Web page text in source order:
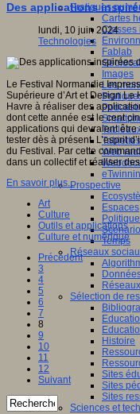
Pratiques
Cartes
Classes
Fablab
Images
Les
Tablettes
Web
Prospective
Espaces
Temps
Réseaux
Sélection de
Histoire
Sites
Sites
Sites
Sciences et
Des applications
lundi, 10 juin 2024
Technologies
Le Festival Normandie
Supérieure d’Art et Design
Havre à réaliser des
dont cette année est le cent
applications qui devraient être
tester dès à présent. L’esprit
du Festival. Par cette
dans un collectif et réaliser
En savoir plus...
Art
Culture
Outils et applications
Culture et numérique
Précédent
3
4
5
6
7
8
9
10
11
12
Suivant